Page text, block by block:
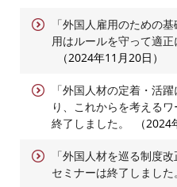
「外国人雇用のための
用はルールを守って適正
2024年11月20日
「外国人材の定着・活
り、これからを考える
終了しました。
2024
「外国人材を巡る制度
セミナーは終了しました。